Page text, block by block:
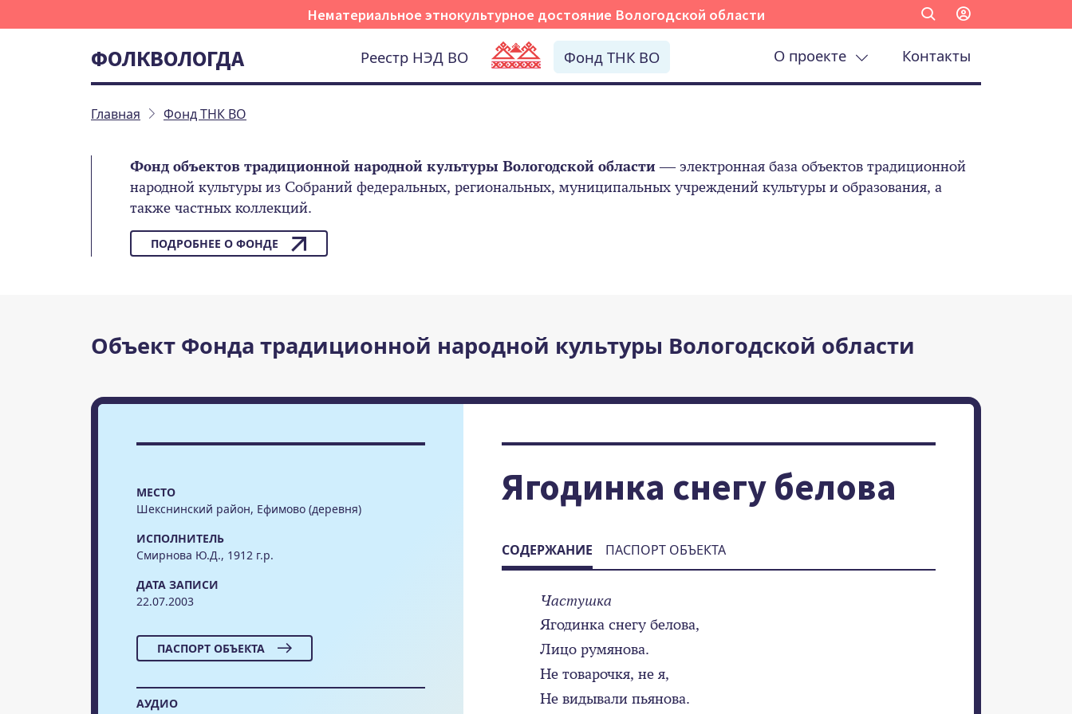
Нематериальное этнокультурное достояние Вологодской области
ФОЛКВОЛОГДА Реестр НЭД ВО Фонд ТНК ВО О проекте Контакты
Главная Фонд ТНК ВО
Фонд объектов традиционной народной культуры Вологодской области— электронная база объектов традиционной
народной культуры из Собраний федеральных, региональных, муниципальных учреждений культуры и образования, а
также частных коллекций.
ПОДРОБНЕЕ О ФОНДЕ
Объект Фонда традиционной народной культуры Вологодской области
МЕСТО
Шекснинский район, Ефимово (деревня)
ИСПОЛНИТЕЛЬ
Смирнова Ю.Д., 1912 г.р.
ДАТА ЗАПИСИ
22.07.2003
ПАСПОРТ ОБЪЕКТА
АУДИО
Ягодинка снегу белова
СОДЕРЖАНИЕ ПАСПОРТ ОБЪЕКТА
Частушка
Ягодинка снегу белова,
Лицо румянова.
Не товарочкя, не я,
Не видывали пьянова.